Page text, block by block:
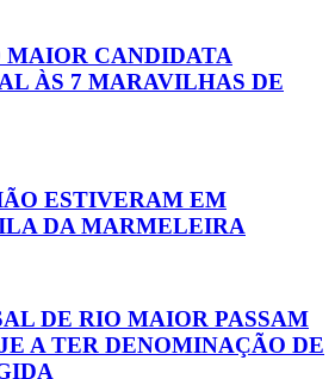
MAIOR CANDIDATA
ÀS 7 MARAVILHAS DE
ESTIVERAM EM
DA MARMELEIRA
DE RIO MAIOR PASSAM
A TER DENOMINAÇÃO DE